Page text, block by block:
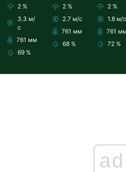
2 %
3.3 м/
с
761 мм
69 %
2 %
2.7 м/с
761 мм
68 %
2 %
1.8 м/с
761 мм
72 %
ad